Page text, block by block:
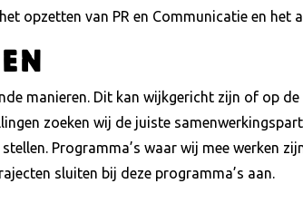
opzetten van PR en Communicatie en het
manieren. Dit kan wijkgericht zijn of op
zoeken wij de juiste
Programma’s waar wij mee werken
sluiten bij deze programma’s aan.